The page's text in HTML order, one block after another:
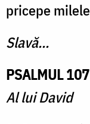
pricepe
Slavă...
PSALMUL 107
Al lui David